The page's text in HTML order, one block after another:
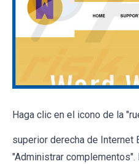
Haga clic en el icono de la
superior derecha de Internet
"Administrar complementos".